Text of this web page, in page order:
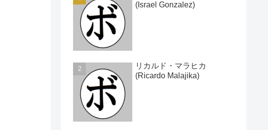
(Israel Gonzalez)
リカルド・マラヒカ
(Ricardo Malajika)